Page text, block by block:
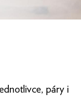
páry i